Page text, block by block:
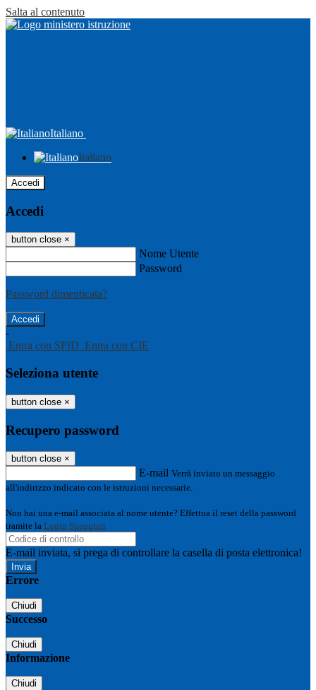
Salta al contenuto
Italiano
Italiano
Accedi
Accedi
button close ×
Nome Utente
Password
Password dimenticata?
-
Entra con SPID Entra con CIE
Seleziona utente
button close ×
Recupero password
button close ×
E-mail Verrà inviato un messaggio
all'indirizzo indicato con le istruzioni necessarie.
Non hai una e-mail associata al nome utente? Effettua il reset della password
tramite la Login Spaggiari
E-mail inviata, si prega di controllare la casella di posta elettronica!
Errore
Chiudi
Successo
Chiudi
Informazione
Chiudi